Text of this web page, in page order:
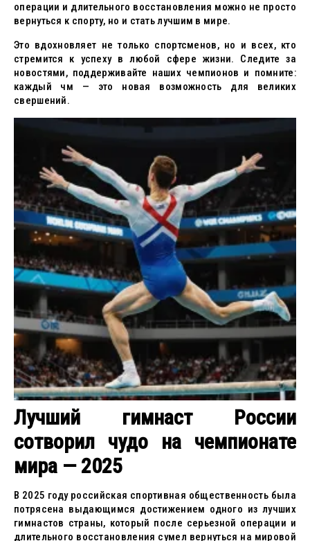
операции и длительного восстановления можно не просто
вернуться к спорту, но и стать лучшим в мире.
Это вдохновляет не только спортсменов, но и всех, кто
стремится к успеху в любой сфере жизни. Следите за
новостями, поддерживайте наших чемпионов и помните:
каждый чм — это новая возможность для великих
свершений.
Лучший гимнаст России
сотворил чудо на чемпионате
мира — 2025
В 2025 году российская спортивная общественность была
потрясена выдающимся достижением одного из лучших
гимнастов страны, который после серьезной операции и
длительного восстановления сумел вернуться на мировой